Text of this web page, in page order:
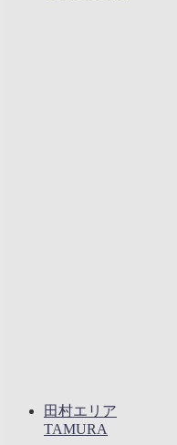
田村エリア
TAMURA